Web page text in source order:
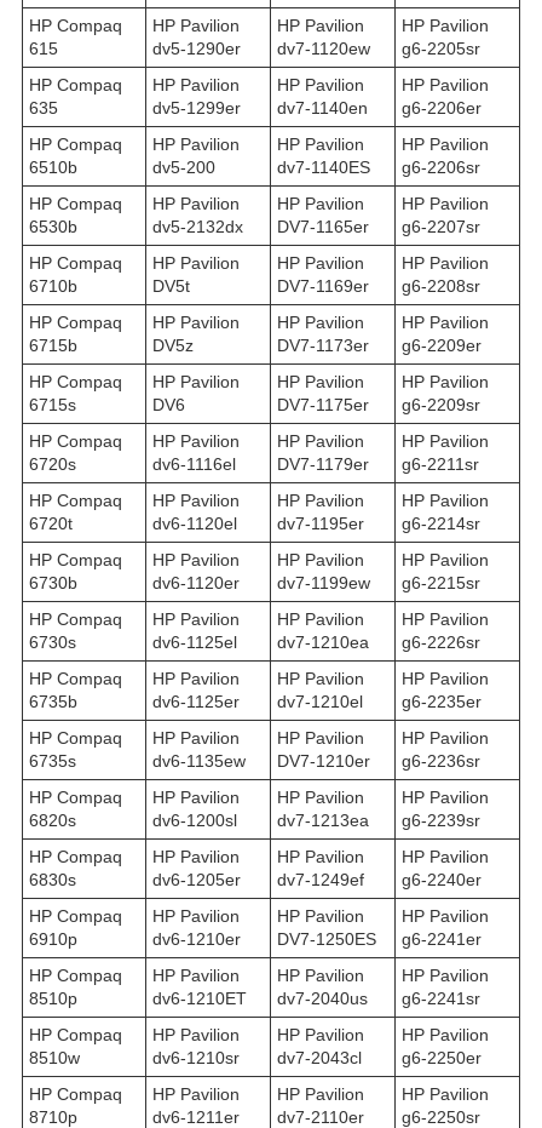
HP Compaq
615
HP Pavilion
dv5-1290er
HP Pavilion
dv7-1120ew
HP Pavilion
g6-2205sr
HP Compaq
635
HP Pavilion
dv5-1299er
HP Pavilion
dv7-1140en
HP Pavilion
g6-2206er
HP Compaq
6510b
HP Pavilion
dv5-200
HP Pavilion
dv7-1140ES
HP Pavilion
g6-2206sr
HP Compaq
6530b
HP Pavilion
dv5-2132dx
HP Pavilion
DV7-1165er
HP Pavilion
g6-2207sr
HP Compaq
6710b
HP Pavilion
DV5t
HP Pavilion
DV7-1169er
HP Pavilion
g6-2208sr
HP Compaq
6715b
HP Pavilion
DV5z
HP Pavilion
DV7-1173er
HP Pavilion
g6-2209er
HP Compaq
6715s
HP Pavilion
DV6
HP Pavilion
DV7-1175er
HP Pavilion
g6-2209sr
HP Compaq
6720s
HP Pavilion
dv6-1116el
HP Pavilion
DV7-1179er
HP Pavilion
g6-2211sr
HP Compaq
6720t
HP Pavilion
dv6-1120el
HP Pavilion
dv7-1195er
HP Pavilion
g6-2214sr
HP Compaq
6730b
HP Pavilion
dv6-1120er
HP Pavilion
dv7-1199ew
HP Pavilion
g6-2215sr
HP Compaq
6730s
HP Pavilion
dv6-1125el
HP Pavilion
dv7-1210ea
HP Pavilion
g6-2226sr
HP Compaq
6735b
HP Pavilion
dv6-1125er
HP Pavilion
dv7-1210el
HP Pavilion
g6-2235er
HP Compaq
6735s
HP Pavilion
dv6-1135ew
HP Pavilion
DV7-1210er
HP Pavilion
g6-2236sr
HP Compaq
6820s
HP Pavilion
dv6-1200sl
HP Pavilion
dv7-1213ea
HP Pavilion
g6-2239sr
HP Compaq
6830s
HP Pavilion
dv6-1205er
HP Pavilion
dv7-1249ef
HP Pavilion
g6-2240er
HP Compaq
6910p
HP Pavilion
dv6-1210er
HP Pavilion
DV7-1250ES
HP Pavilion
g6-2241er
HP Compaq
8510p
HP Pavilion
dv6-1210ET
HP Pavilion
dv7-2040us
HP Pavilion
g6-2241sr
HP Compaq
8510w
HP Pavilion
dv6-1210sr
HP Pavilion
dv7-2043cl
HP Pavilion
g6-2250er
HP Compaq
8710p
HP Pavilion
dv6-1211er
HP Pavilion
dv7-2110er
HP Pavilion
g6-2250sr